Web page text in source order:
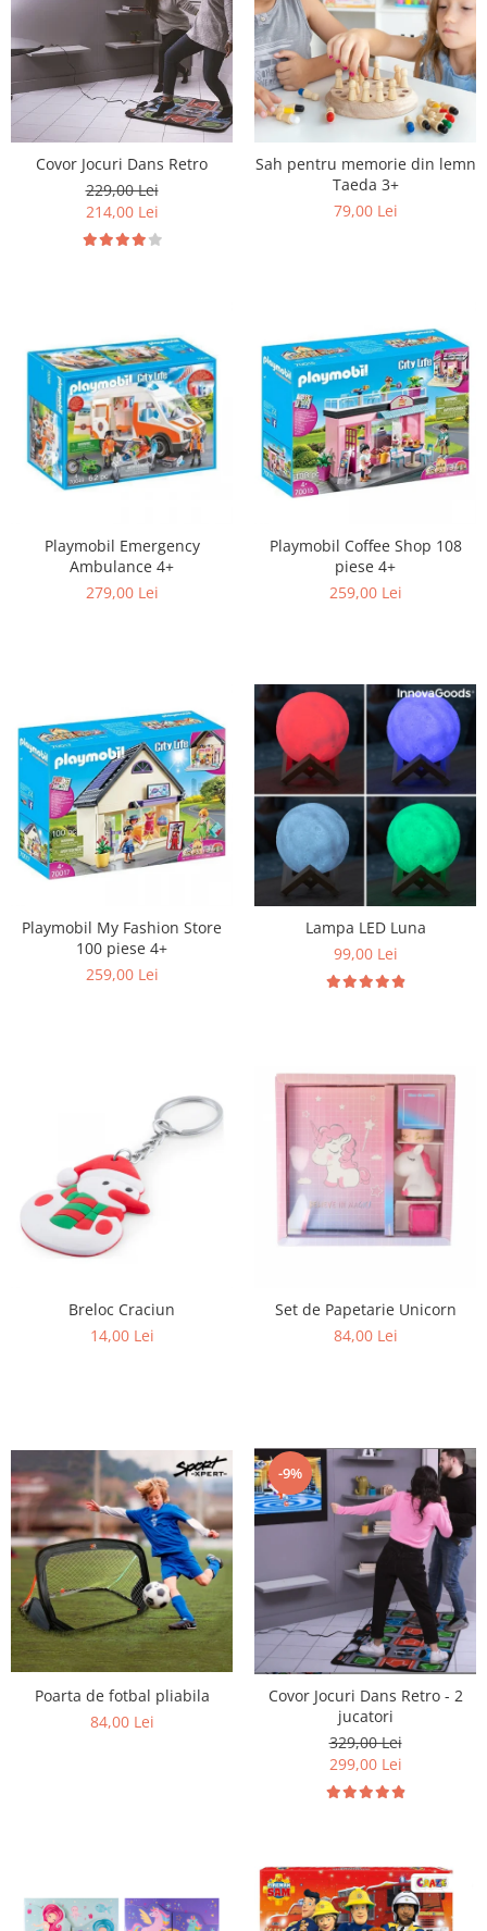
Covor Jocuri Dans Retro
229,00 Lei
214,00 Lei
Sah pentru memorie din lemn
Taeda 3+
79,00 Lei
Playmobil Emergency
Ambulance 4+
279,00 Lei
Playmobil Coffee Shop 108
piese 4+
259,00 Lei
Playmobil My Fashion Store
100 piese 4+
259,00 Lei
Lampa LED Luna
99,00 Lei
Breloc Craciun
14,00 Lei
Set de Papetarie Unicorn
84,00 Lei
Poarta de fotbal pliabila
84,00 Lei
-9%
Covor Jocuri Dans Retro - 2
jucatori
329,00 Lei
299,00 Lei